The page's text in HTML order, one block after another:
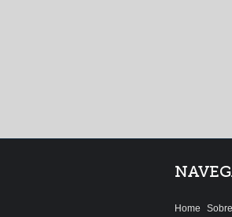
Home Sobre